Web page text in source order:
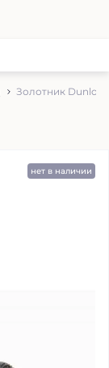
Золотник Dunlop
нет в наличии